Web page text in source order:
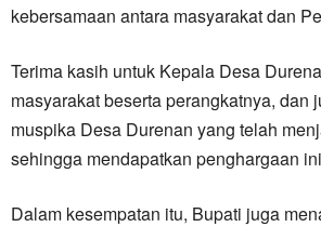
kebersamaan antara masyarakat dan
Terima kasih untuk Kepala Desa
masyarakat beserta perangkatnya, dan
muspika Desa Durenan yang telah
sehingga mendapatkan penghargaan
Dalam kesempatan itu, Bupati juga